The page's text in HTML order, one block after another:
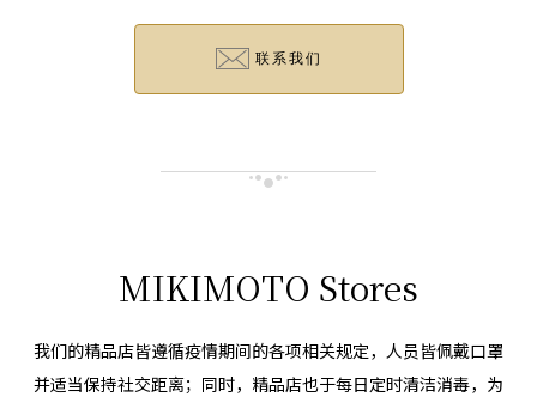
联系我们
MIKIMOTO Stores
我们的精品店皆遵循疫情期间的各项相关规定，人员皆佩戴口罩
并适当保持社交距离；同时，精品店也于每日定时清洁消毒，为